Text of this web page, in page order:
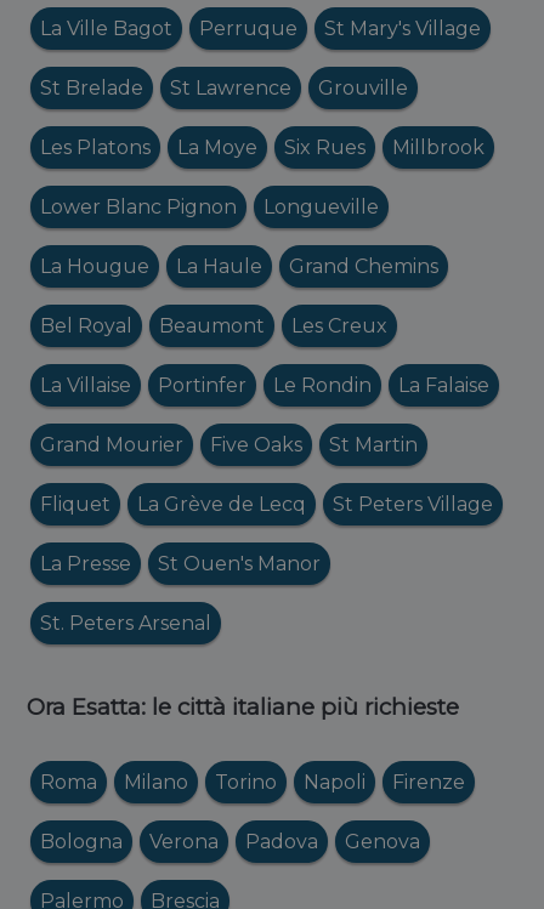
La Ville Bagot Perruque St Mary's Village
St Brelade St Lawrence Grouville
Les Platons La Moye Six Rues Millbrook
Lower Blanc Pignon Longueville
La Hougue La Haule Grand Chemins
Bel Royal Beaumont Les Creux
La Villaise Portinfer Le Rondin La Falaise
Grand Mourier Five Oaks St Martin
Fliquet La Grève de Lecq St Peters Village
La Presse St Ouen's Manor
St. Peters Arsenal
Ora Esatta: le città italiane più richieste
Roma Milano Torino Napoli Firenze
Bologna Verona Padova Genova
Palermo Brescia